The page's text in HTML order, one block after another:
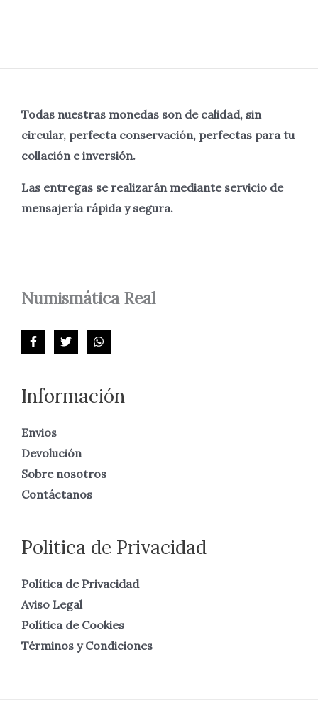
Todas nuestras monedas son de calidad, sin
circular, perfecta conservación, perfectas para tu
collación e inversión.
Las entregas se realizarán mediante servicio de
mensajería rápida y segura.
NumismáticaReal
Información
Envios
Devolución
Sobre nosotros
Contáctanos
Politica de Privacidad
Política de Privacidad
Aviso Legal
Política de Cookies
Términos y Condiciones